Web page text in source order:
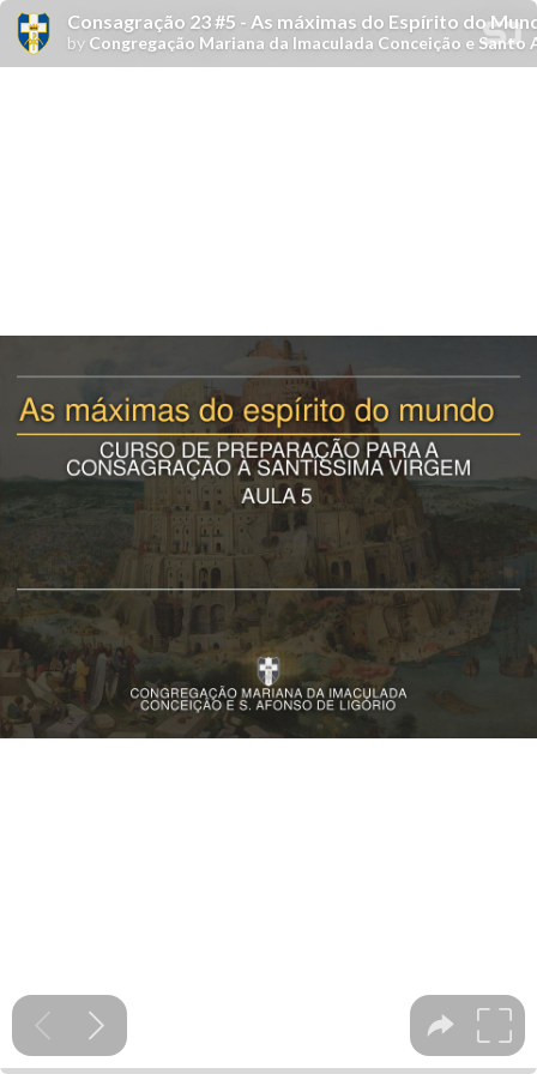
Consagração 23 #5 - As máximas do Espírito do
by Congregação Mariana da Imaculada Conceição e Santo